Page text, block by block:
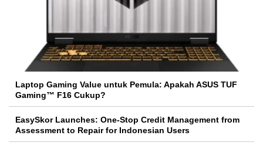
Laptop Gaming Value untuk Pemula: Apakah ASUS TUF
Gaming™ F16 Cukup?
EasySkor Launches: One-Stop Credit Management from
Assessment to Repair for Indonesian Users